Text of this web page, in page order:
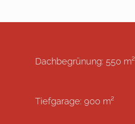
Dachbegrünung: 550 m²
Tiefgarage: 900 m²